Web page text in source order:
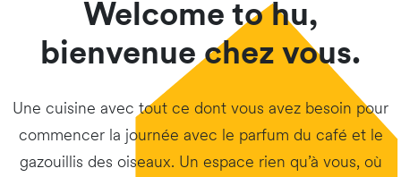
Welcome to hu,
bienvenue chez vous.
Une cuisine avec tout ce dont vous avez besoin pour
commencer la journée avec le parfum du café et le
gazouillis des oiseaux. Un espace rien qu’à vous, où